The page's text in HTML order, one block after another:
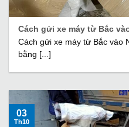
Cách gửi xe máy từ Bắc
Cách gửi xe máy từ Bắc vào
bằng [...]
03
Th10